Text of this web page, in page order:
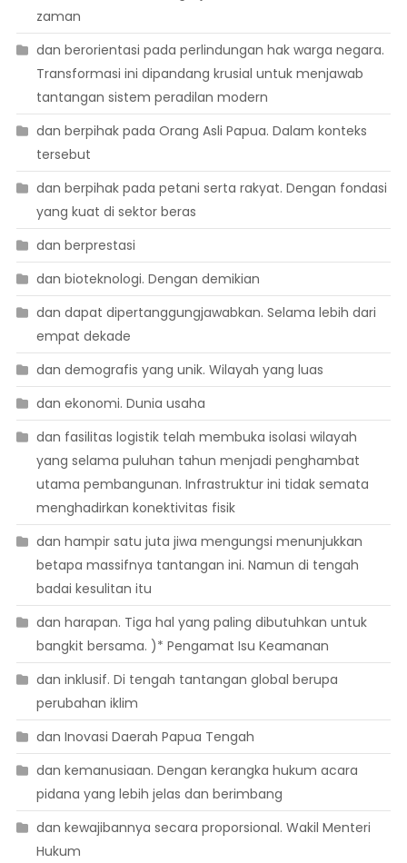
zaman
dan berorientasi pada perlindungan hak warga negara.
Transformasi ini dipandang krusial untuk menjawab
tantangan sistem peradilan modern
dan berpihak pada Orang Asli Papua. Dalam konteks
tersebut
dan berpihak pada petani serta rakyat. Dengan fondasi
yang kuat di sektor beras
dan berprestasi
dan bioteknologi. Dengan demikian
dan dapat dipertanggungjawabkan. Selama lebih dari
empat dekade
dan demografis yang unik. Wilayah yang luas
dan ekonomi. Dunia usaha
dan fasilitas logistik telah membuka isolasi wilayah
yang selama puluhan tahun menjadi penghambat
utama pembangunan. Infrastruktur ini tidak semata
menghadirkan konektivitas fisik
dan hampir satu juta jiwa mengungsi menunjukkan
betapa massifnya tantangan ini. Namun di tengah
badai kesulitan itu
dan harapan. Tiga hal yang paling dibutuhkan untuk
bangkit bersama. )* Pengamat Isu Keamanan
dan inklusif. Di tengah tantangan global berupa
perubahan iklim
dan Inovasi Daerah Papua Tengah
dan kemanusiaan. Dengan kerangka hukum acara
pidana yang lebih jelas dan berimbang
dan kewajibannya secara proporsional. Wakil Menteri
Hukum